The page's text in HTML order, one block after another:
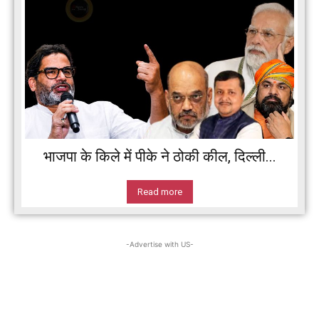
भाजपा के किले में पीके ने ठोकी कील, दिल्ली...
Read more
-Advertise with US-